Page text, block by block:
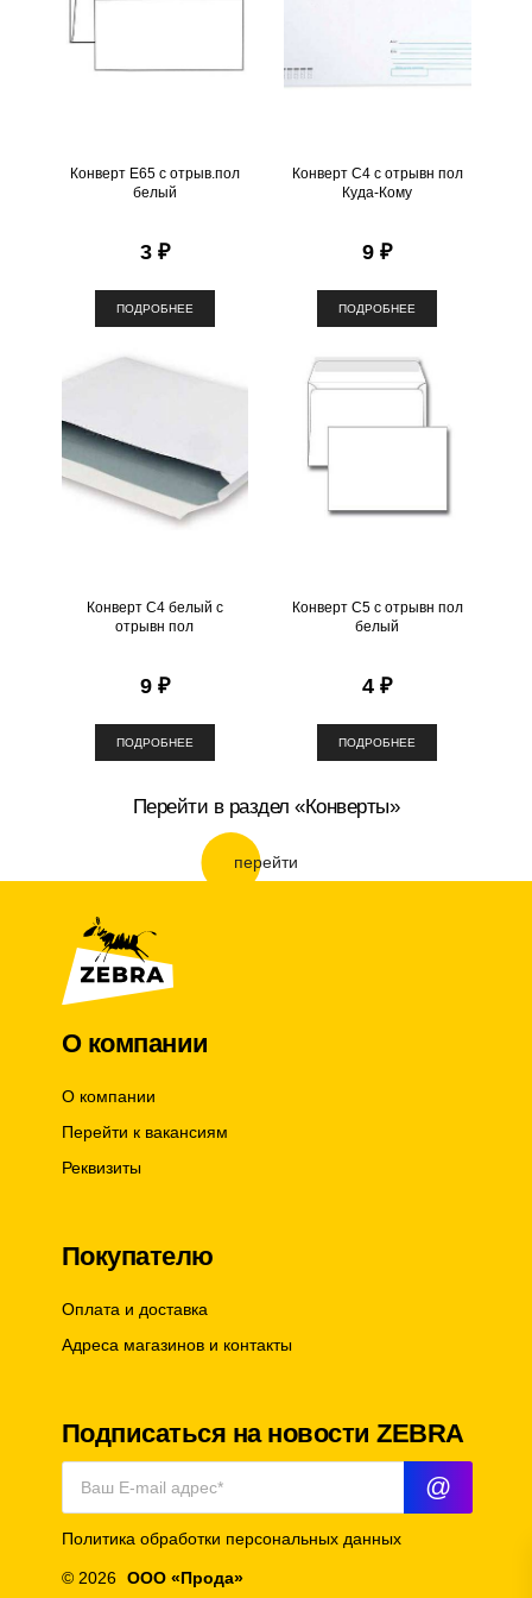
Конверт Е65 с отрыв.пол
белый
3 ₽
ПОДРОБНЕЕ
Конверт С4 с отрывн пол
Куда-Кому
9 ₽
ПОДРОБНЕЕ
Конверт С4 белый с
отрывн пол
9 ₽
ПОДРОБНЕЕ
Конверт С5 с отрывн пол
белый
4 ₽
ПОДРОБНЕЕ
Перейти в раздел «Конверты»
перейти
О компании
О компании
Перейти к вакансиям
Реквизиты
Покупателю
Оплата и доставка
Адреса магазинов и контакты
Подписаться на новости ZEBRA
@
Политика обработки персональных данных
© 2026 ООО «Прода»